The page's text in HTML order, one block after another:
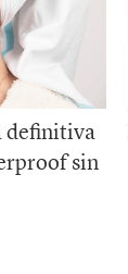
definitiva
sin